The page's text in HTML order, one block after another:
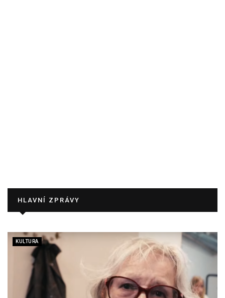
HLAVNÍ ZPRÁVY
KULTURA